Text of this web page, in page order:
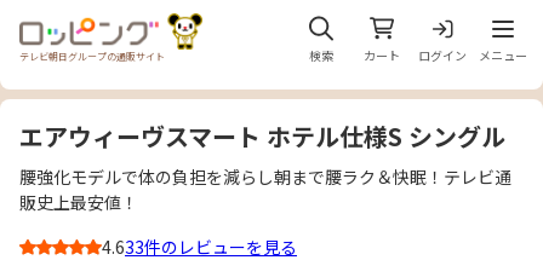
テレビ朝日グループの通販サイト 検索 カート ログイン
メニ
メニュー
エアウィーヴスマート ホテル仕様S シングル
腰強化モデルで体の負担を減らし朝まで腰ラク＆快眠！テレビ通
販史上最安値！
4.633件のレビューを見る